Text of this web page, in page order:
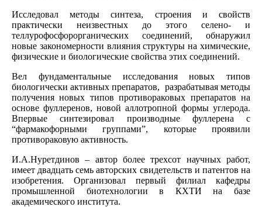
Исследовал методы синтеза, строения и свойств
практически неизвестных до этого селено- и
теллурофосфорорганических соединений, обнаружил
новые закономерности влияния структуры на химические,
физические и биологические свойства этих соединений.
Вел фундаментальные исследования новых типов
биологически активных препаратов, разрабатывая методы
получения новых типов противораковых препаратов на
основе фуллеренов, новой аллотропной формы углерода.
Впервые синтезировал производные фуллерена с
“фармакофорными группами”, которые проявили
противораковую активность.
И.А.Нуретдинов – автор более трехсот научных работ,
имеет двадцать семь авторских свидетельств и патентов на
изобретения. Организовал первый филиал кафедры
промышленной биотехнологии в КХТИ на базе
академического института.